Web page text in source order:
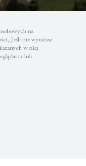
na
Jeśli nie wyrażasz
w niej
lub